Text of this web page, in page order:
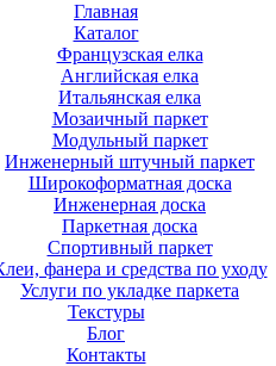
Главная
Каталог
Французская елка
Английская елка
Итальянская елка
Мозаичный паркет
Модульный паркет
Инженерный штучный паркет
Широкоформатная доска
Инженерная доска
Паркетная доска
Спортивный паркет
фанера и средства по уходу
Услуги по укладке паркета
Текстуры
Блог
Контакты